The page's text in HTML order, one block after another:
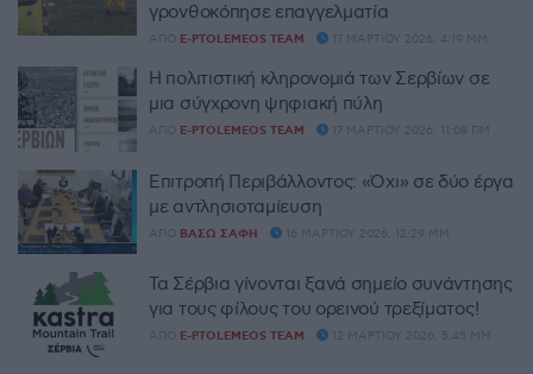
γρονθοκόπησε επαγγελματία
ΑΠΌ E-PTOLEMEOS TEAM 17 ΜΑΡΤΊΟΥ 2026, 4:19 ΜΜ
Η πολιτιστική κληρονομιά των Σερβίων σε
μια σύγχρονη ψηφιακή πύλη
ΑΠΌ E-PTOLEMEOS TEAM 17 ΜΑΡΤΊΟΥ 2026, 11:08 ΠΜ
Επιτροπή Περιβάλλοντος: «Όχι» σε δύο έργα
με αντλησιοταμίευση
ΑΠΌ ΒΆΣΩ ΣΆΦΗ 16 ΜΑΡΤΊΟΥ 2026, 12:29 ΜΜ
Τα Σέρβια γίνονται ξανά σημείο συνάντησης
για τους φίλους του ορεινού τρεξίματος!
ΑΠΌ E-PTOLEMEOS TEAM 12 ΜΑΡΤΊΟΥ 2026, 5:45 ΜΜ